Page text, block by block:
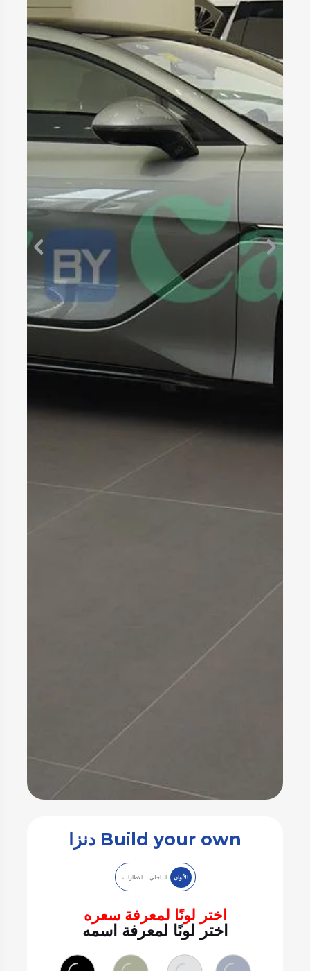
Build your own دنزا
الألوان الداخلي الاطارات
اختر لونًا لمعرفة سعره
اختر لونًا لمعرفة اسمه